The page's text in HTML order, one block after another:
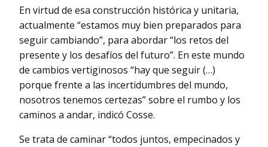
En virtud de esa construcción histórica y unitaria,
actualmente “estamos muy bien preparados para
seguir cambiando”, para abordar “los retos del
presente y los desafíos del futuro”. En este mundo
de cambios vertiginosos “hay que seguir (…)
porque frente a las incertidumbres del mundo,
nosotros tenemos certezas” sobre el rumbo y los
caminos a andar, indicó Cosse.
Se trata de caminar “todos juntos, empecinados y